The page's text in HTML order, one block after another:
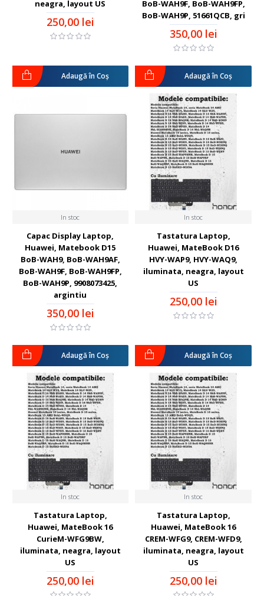
neagra, layout US
250,00 lei
Adaugă în Coş
BoB-WAH9F, BoB-WAH9FP,
BoB-WAH9P, 51661QCB, gri
350,00 lei
Adaugă în Coş
In stoc
Capac Display Laptop,
Huawei, Matebook D15
BoB-WAH9, BoB-WAH9AF,
BoB-WAH9F, BoB-WAH9FP,
BoB-WAH9P, 9908073425,
argintiu
350,00 lei
Adaugă în Coş
In stoc
Tastatura Laptop,
Huawei, MateBook D16
HVY-WAP9, HVY-WAQ9,
iluminata, neagra, layout
US
250,00 lei
Adaugă în Coş
In stoc
Tastatura Laptop,
Huawei, MateBook 16
CurieM-WFG9BW,
iluminata, neagra, layout
US
250,00 lei
In stoc
Tastatura Laptop,
Huawei, MateBook 16
CREM-WFG9, CREM-WFD9,
iluminata, neagra, layout
US
250,00 lei